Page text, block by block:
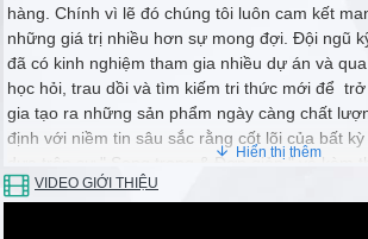
hàng. Chính vì lẽ đó chúng tôi luôn cam kết
những giá trị nhiều hơn sự mong đợi. Đội ngũ
đã có kinh nghiệm tham gia nhiều dự án và
học hỏi, trau dồi và tìm kiếm tri thức mới để
gia tạo ra những sản phẩm ngày càng chất
định với niềm tin sâu sắc rằng cốt lõi của bất
dựa trên sự " Sang trọng & Đơn giản " và kèm
lượng & Hoạt động Ổn định "
VIDEO GIỚI THIỆU